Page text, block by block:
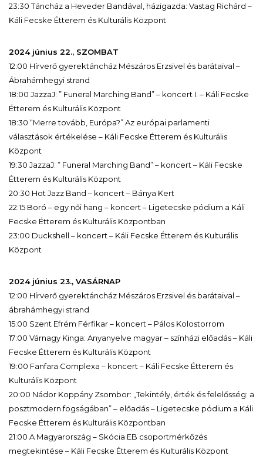
23:30 Táncház a Heveder Bandával, házigazda: Vastag Richárd –
Káli Fecske Étterem és Kulturális Központ
2024 június 22., SZOMBAT
12:00 Hírverő gyerektáncház Mészáros Erzsivel és barátaival –
Ábrahámhegyi strand
18:00 JazzaJ: ” Funeral Marching Band” – koncert I. – Káli Fecske
Étterem és Kulturális Központ
18:30 “Merre tovább, Európa?” Az európai parlamenti
választások értékelése – Káli Fecske Étterem és Kulturális
Központ
19:30 JazzaJ: ” Funeral Marching Band” – koncert – Káli Fecske
Étterem és Kulturális Központ
20:30 Hot Jazz Band – koncert – Bánya Kert
22:15 Boró – egy női hang – koncert – Ligetecske pódium a Káli
Fecske Étterem és Kulturális Központban
23:00 Duckshell – koncert – Káli Fecske Étterem és Kulturális
Központ
2024 június 23., VASÁRNAP
12:00 Hírverő gyerektáncház Mészáros Erzsivel és barátaival –
ábrahámhegyi strand
15:00 Szent Efrém Férfikar – koncert – Pálos Kolostorrom
17:00 Várnagy Kinga: Anyanyelve magyar – színházi előadás – Káli
Fecske Étterem és Kulturális Központ
19:00 Fanfara Complexa – koncert – Káli Fecske Étterem és
Kulturális Központ
20:00 Nádor Koppány Zsombor: „Tekintély, érték és felelősség: a
posztmodern fogságában” – előadás – Ligetecske pódium a Káli
Fecske Étterem és Kulturális Központban
21:00 A Magyarország – Skócia EB csoportmérkőzés
megtekintése – Káli Fecske Étterem és Kulturális Központ